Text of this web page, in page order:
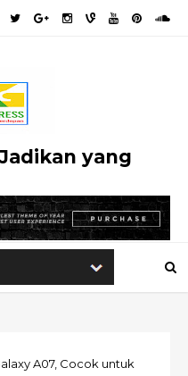
yang
A07, Cocok untuk